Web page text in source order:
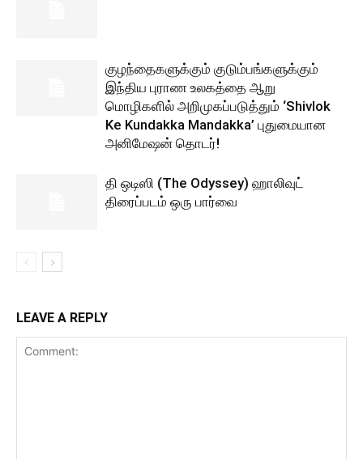
குழந்தைகளுக்கும் குடும்பங்களுக்கும்
இந்திய புராண உலகத்தை ஆறு
மொழிகளில் அறிமுகப்படுத்தும் ‘Shivlok
Ke Kundakka Mandakka’ புதுமையான
அனிமேஷன் தொடர்!
தி ஒடிஸி (The Odyssey) ஹாலிவுட்
திரைப்படம் ஒரு பார்வை
LEAVE A REPLY